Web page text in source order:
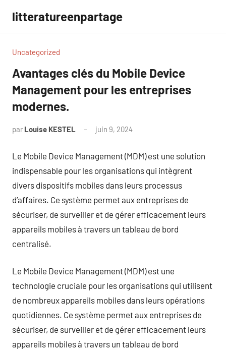
contenu
litteratureenpartage
Uncategorized
Avantages clés du Mobile Device
Management pour les entreprises
modernes.
par Louise KESTEL juin 9, 2024
Le Mobile Device Management (MDM) est une solution
indispensable pour les organisations qui intègrent
divers dispositifs mobiles dans leurs processus
d’affaires. Ce système permet aux entreprises de
sécuriser, de surveiller et de gérer efficacement leurs
appareils mobiles à travers un tableau de bord
centralisé.
Le Mobile Device Management (MDM) est une
technologie cruciale pour les organisations qui utilisent
de nombreux appareils mobiles dans leurs opérations
quotidiennes. Ce système permet aux entreprises de
sécuriser, de surveiller et de gérer efficacement leurs
appareils mobiles à travers un tableau de bord